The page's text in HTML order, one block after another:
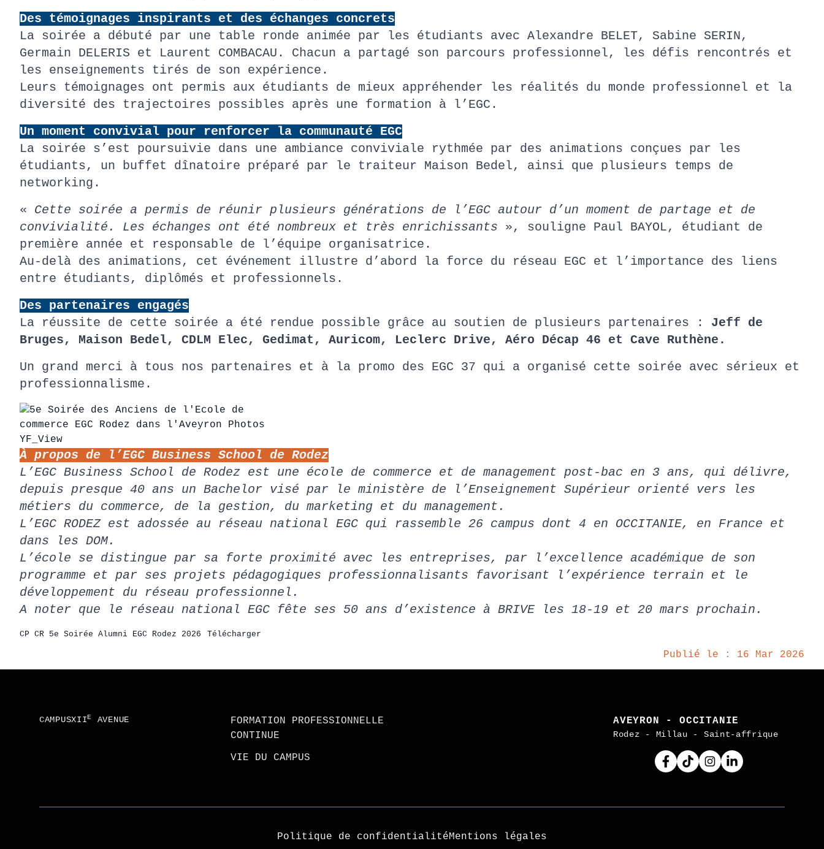
Des témoignages inspirants et des échanges concrets
La soirée a débuté par une table ronde animée par les étudiants avec Alexandre BELET, Sabine SERIN,
Germain DELERIS et Laurent COMBACAU. Chacun a partagé son parcours professionnel, les défis rencontrés et
les enseignements tirés de son expérience.
Leurs témoignages ont permis aux étudiants de mieux appréhender les réalités du monde professionnel et la
diversité des trajectoires possibles après une formation à l’EGC.
Un moment convivial pour renforcer la communauté EGC
La soirée s’est poursuivie dans une ambiance conviviale rythmée par des animations conçues par les
étudiants, un buffet dînatoire préparé par le traiteur Maison Bedel, ainsi que plusieurs temps de
networking.
« Cette soirée a permis de réunir plusieurs générations de l’EGC autour d’un moment de partage et de
convivialité. Les échanges ont été nombreux et très enrichissants », souligne Paul BAYOL, étudiant de
première année et responsable de l’équipe organisatrice.
Au-delà des animations, cet événement illustre d’abord la force du réseau EGC et l’importance des liens
entre étudiants, diplômés et professionnels.
Des partenaires engagés
La réussite de cette soirée a été rendue possible grâce au soutien de plusieurs partenaires : Jeff de
Bruges, Maison Bedel, CDLM Elec, Gedimat, Auricom, Leclerc Drive, Aéro Décap 46 et Cave Ruthène.
Un grand merci à tous nos partenaires et à la promo des EGC 37 qui a organisé cette soirée avec sérieux et
professionnalisme.
À propos de l’EGC Business School de Rodez
L’EGC Business School de Rodez est une école de commerce et de management post-bac en 3 ans, qui délivre,
depuis presque 40 ans un Bachelor visé par le ministère de l’Enseignement Supérieur orienté vers les
métiers du commerce, de la gestion, du marketing et du management.
L’EGC RODEZ est adossée au réseau national EGC qui rassemble 26 campus dont 4 en OCCITANIE, en France et
dans les DOM.
L’école se distingue par sa forte proximité avec les entreprises, par l’excellence académique de son
programme et par ses projets pédagogiques professionnalisants favorisant l’expérience terrain et le
développement du réseau professionnel.
A noter que le réseau national EGC fête ses 50 ans d’existence à BRIVE les 18-19 et 20 mars prochain.
CP CR 5e Soirée Alumni EGC Rodez 2026 Télécharger
Publié le : 16 Mar 2026
CAMPUSXIIE AVENUE
FORMATION PROFESSIONNELLE
CONTINUE
VIE DU CAMPUS
AVEYRON - OCCITANIE
Rodez - Millau - Saint-affrique
Facebook
TiktokInstagram
Linkedin
Politique de confidentialitéMentions légales